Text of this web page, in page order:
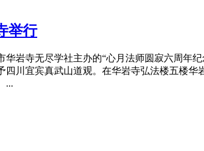
举行
岩寺无尽学社主办的“心月法师圆寂六周年纪
川宜宾真武山道观。在华岩寺弘法楼五楼华
...